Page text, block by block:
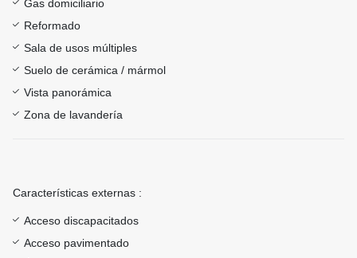
Gas domiciliario
Reformado
Sala de usos múltiples
Suelo de cerámica / mármol
Vista panorámica
Zona de lavandería
Características externas :
Acceso discapacitados
Acceso pavimentado